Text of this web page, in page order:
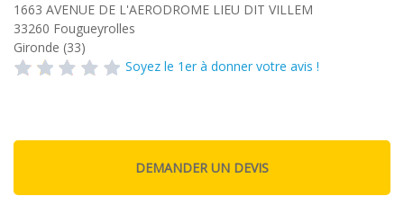
1663 AVENUE DE L'AERODROME LIEU DIT VILLEM
33260 Fougueyrolles
Gironde (33)
Soyez le 1er à donner votre avis !